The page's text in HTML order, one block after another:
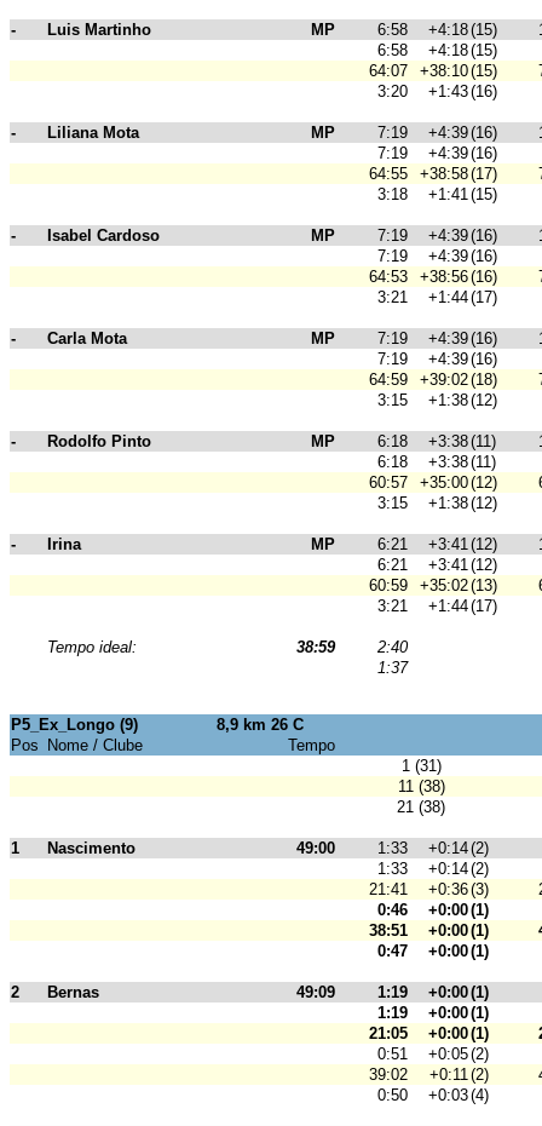
- Luis Martinho MP 6:58 +4:18(15)
6:58
+4:18(15)
64:07
+38:10(15)
3:20
+1:43(16)
- Liliana Mota MP 7:19 +4:39(16)
7:19
+4:39(16)
64:55
+38:58(17)
3:18
+1:41(15)
- Isabel Cardoso MP 7:19 +4:39(16)
7:19
+4:39(16)
64:53
+38:56(16)
3:21
+1:44(17)
- Carla Mota MP 7:19 +4:39(16)
7:19
+4:39(16)
64:59
+39:02(18)
3:15
+1:38(12)
- Rodolfo Pinto MP 6:18 +3:38(11)
6:18
+3:38(11)
60:57
+35:00(12)
3:15
+1:38(12)
- Irina MP 6:21 +3:41(12)
6:21
+3:41(12)
60:59
+35:02(13)
3:21
+1:44(17)
Tempo ideal: 38:59
2:40
1:37
P5_Ex_Longo (9)
8,9 km 26 C
Pos
Nome / Clube
Tempo
1 (31)
11 (38)
21 (38)
1 Nascimento 49:00 1:33 +0:14(2)
1:33
+0:14(2)
21:41
+0:36(3)
0:46
+0:00(1)
38:51
+0:00(1)
0:47
+0:00(1)
2 Bernas 49:09 1:19 +0:00(1)
1:19
+0:00(1)
21:05
+0:00(1)
0:51
+0:05(2)
39:02
+0:11(2)
0:50
+0:03(4)